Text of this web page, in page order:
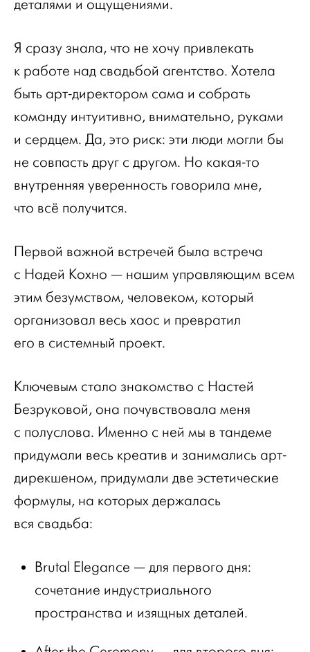
деталями и ощущениями.
Я сразу знала, что не хочу привлекать
к работе над свадьбой агентство. Хотела
быть арт-директором сама и собрать
команду интуитивно, внимательно, руками
и сердцем. Да, это риск: эти люди могли бы
не совпасть друг с другом. Но какая-то
внутренняя уверенность говорила мне,
что всё получится.
Первой важной встречей была встреча
с Надей Кохно — нашим управляющим всем
этим безумством, человеком, который
организовал весь хаос и превратил
его в системный проект.
Ключевым стало знакомство с Настей
Безруковой, она почувствовала меня
с полуслова. Именно с ней мы в тандеме
придумали весь креатив и занимались арт-
дирекшеном, придумали две эстетические
формулы, на которых держалась
вся свадьба:
Brutal Elegance — для первого дня:
сочетание индустриального
пространства и изящных деталей.